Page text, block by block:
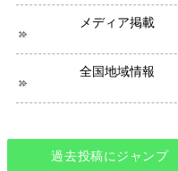
メディア掲載
全国地域情報
過去投稿にジャンプ